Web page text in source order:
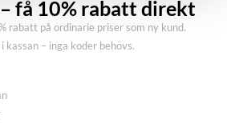
få 10% rabatt direkt
rabatt på ordinarie priser som ny kund.
– inga koder behövs.